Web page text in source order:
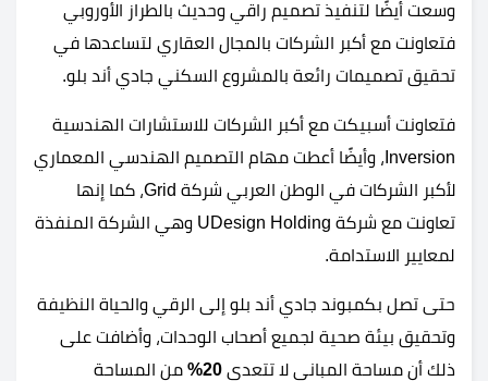
وسعت أيضًا لتنفيذ تصميم راقي وحديث بالطراز الأوروبي
فتعاونت مع أكبر الشركات بالمجال العقاري لتساعدها في
تحقيق تصميمات رائعة بالمشروع السكني جادي أند بلو.
فتعاونت أسبيكت مع أكبر الشركات للاستشارات الهندسية
Inversion، وأيضًا أعطت مهام التصميم الهندسي المعماري
لأكبر الشركات في الوطن العربي شركة Grid، كما إنها
تعاونت مع شركة UDesign Holding وهي الشركة المنفذة
لمعايير الاستدامة.
حتى تصل بكمبوند جادي أند بلو إلى الرقي والحياة النظيفة
وتحقيق بيئة صحية لجميع أصحاب الوحدات، وأضافت على
ذلك أن مساحة المباني لا تتعدى 20%
من المساحة